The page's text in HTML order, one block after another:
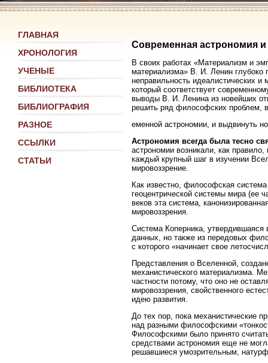
ГЛАВНАЯ
ХРОНОЛОГИЯ
УЧЕНЫЕ
БИБЛИОТЕКА
БИБЛИОГРАФИЯ
РАЗНОЕ
ССЫЛКИ
СТАТЬИ
Современная астрономия и
В своих работах «Материализм и
материализма» В. И. Ленин глубоко
неправильность идеалистических
который соответствует
выводы В. И. Ленина из новейших
решить ряд философских проблем,
еменной астрономии, и выдвинуть
Астрономия всегда была тесно
астрономии возникали, как
каждый крупный шаг в изучении
мировоззрение.
Как известно, философская
геоцентрической системы мира (ее
веков эта система,
мировоззрения.
Система Коперника, утвердившаяся
данных, но также из передовых
с которого «начинает свое
Представления о Вселенной,
механистического материализма.
частности потому, что оно не
мировоззрения, свойственного
идею развития.
До тех пор, пока механистические
над разными философскими
Философскими было принято
средствами астрономия еще не
решавшиеся умозрительным,